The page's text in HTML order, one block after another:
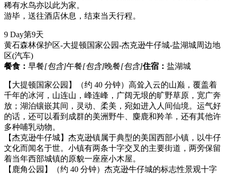
稀有水鸟亦以此为家。
游毕，送往酒店休息，结束当天行程。
9 Day第9天
黄石森林保护区-大提顿国家公园-杰克逊牛仔城-盐湖城周边地
区(汽车)
餐食： 早餐[包含]午餐[包含]晚餐[包含]住宿： 盐湖城
【大提顿国家公园】（约 40 分钟）高耸入云的山巅，覆盖着
千年的冰河，山连山，峰连峰，广阔无垠的旷野草原，宽广奔
放；湖泊镶嵌其间，灵动、柔美，宛如进入人间仙境。运气好
的话，还可以看到成群的美洲野牛、麋鹿和羚羊，还有其他许
多种哺乳动物。
【杰克逊牛仔城】杰克逊镇属于典型的美国西部小镇，以牛仔
文化而闻名于世。小镇有两条十字交叉的主要街道，两旁保留
着当年西部城镇的原貌一座座小木屋。
【鹿角公园】（约 40 分钟）杰克逊牛仔城的标志性景观十字